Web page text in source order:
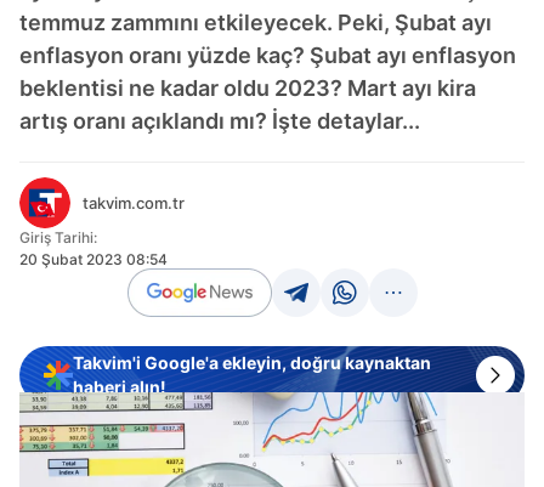
temmuz zammını etkileyecek. Peki, Şubat ayı
enflasyon oranı yüzde kaç? Şubat ayı enflasyon
beklentisi ne kadar oldu 2023? Mart ayı kira
artış oranı açıklandı mı? İşte detaylar...
takvim.com.tr
Giriş Tarihi:
20 Şubat 2023 08:54
Takvim'i Google'a ekleyin, doğru kaynaktan
haberi alın!